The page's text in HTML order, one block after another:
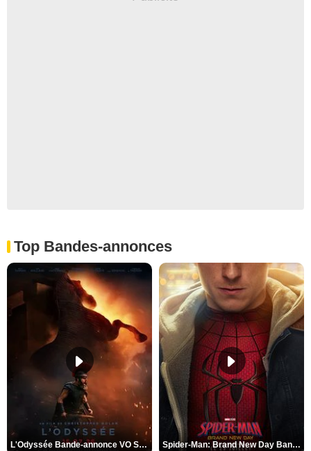
Top Bandes-annonces
L'Odyssée Bande-annonce VO STFR Spider-Man: Brand New Day Bande-annonce VO STFR